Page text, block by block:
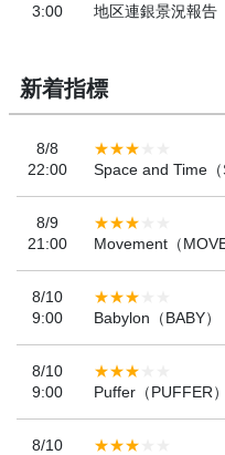
3:00
地区連銀景況報告
新着指標
8/8
22:00
Space and Time
8/9
21:00
Movement（
8/10
9:00
Babylon（BABY
8/10
9:00
Puffer（PUFFER
8/10